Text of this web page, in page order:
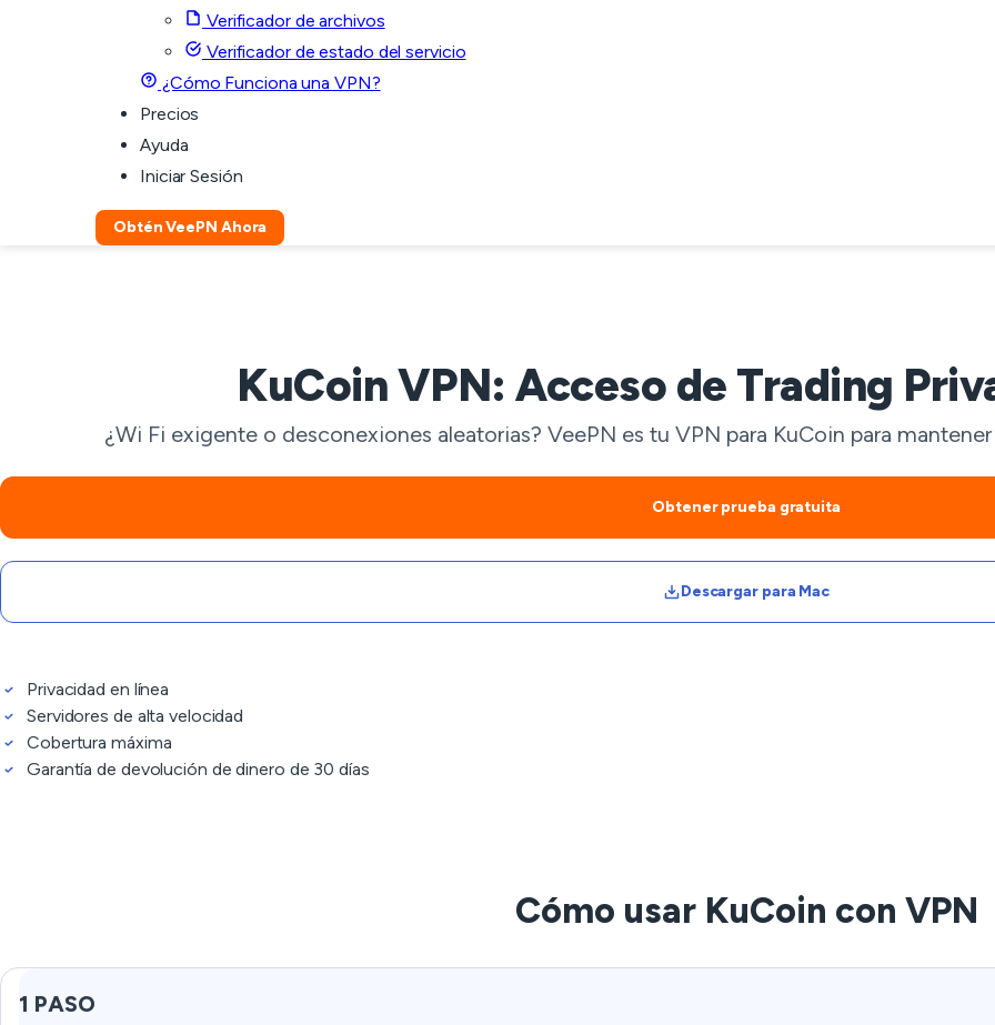
Verificador de archivos
Verificador de estado del servicio
¿Cómo Funciona una VPN?
Precios
Ayuda
Iniciar Sesión
Obtén VeePN Ahora
KuCoin VPN: Acceso de Trading
¿Wi Fi exigente o desconexiones aleatorias? VeePN es tu VPN para KuCoin para
Obtener prueba gratuita
Descargar para Mac
Privacidad en línea
Servidores de alta velocidad
Cobertura máxima
Garantía de devolución de dinero de 30 días
Cómo usar KuCoin con VPN
1 PASO